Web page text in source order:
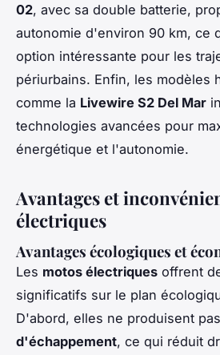
02, avec sa double batterie,
autonomie d'environ 90 km, ce
option intéressante pour les
périurbains. Enfin, les modèles
comme la Livewire S2 Del Mar
technologies avancées pour
énergétique et l'autonomie.
Avantages et
électriques
Avantages écologiques et
Les motos électriques offrent
significatifs sur le plan
D'abord, elles ne produisent
d'échappement, ce qui réduit